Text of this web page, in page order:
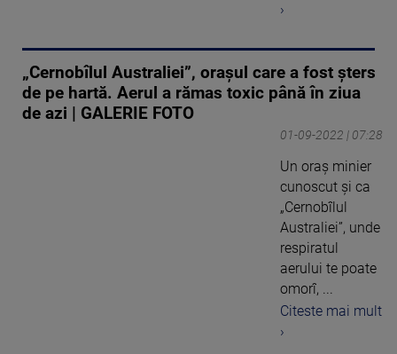
›
„Cernobîlul Australiei”, orașul care a fost șters
de pe hartă. Aerul a rămas toxic până în ziua
de azi | GALERIE FOTO
01-09-2022 | 07:28
Un oraș minier
cunoscut și ca
„Cernobîlul
Australiei”, unde
respiratul
aerului te poate
omorî, ...
Citeste mai mult
›